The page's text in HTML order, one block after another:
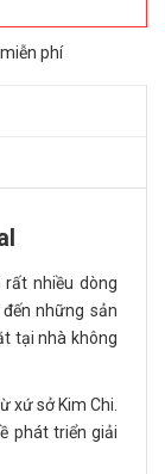
phí
nhiều dòng
những sản
tại nhà không
xứ sở Kim Chi.
phát triển giải